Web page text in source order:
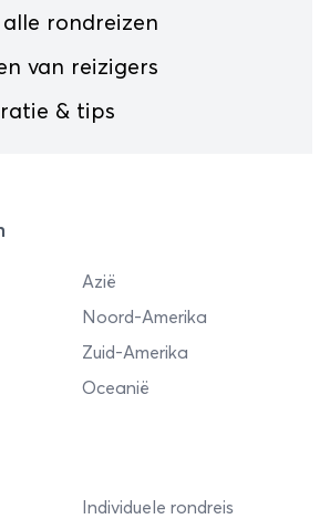
rondreizen
van reizigers
& tips
Azië
Noord-Amerika
Zuid-Amerika
Oceanië
Individuele rondreis